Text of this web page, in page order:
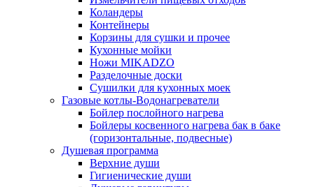
Коландеры
Контейнеры
Корзины для сушки и прочее
Кухонные мойки
Ножи MIKADZO
Разделочные доски
Сушилки для кухонных моек
Газовые котлы-Водонагреватели
Бойлер послойного нагрева
Бойлеры косвенного нагрева бак в баке
(горизонтальные, подвесные)
Душевая программа
Верхние души
Гигиенические души